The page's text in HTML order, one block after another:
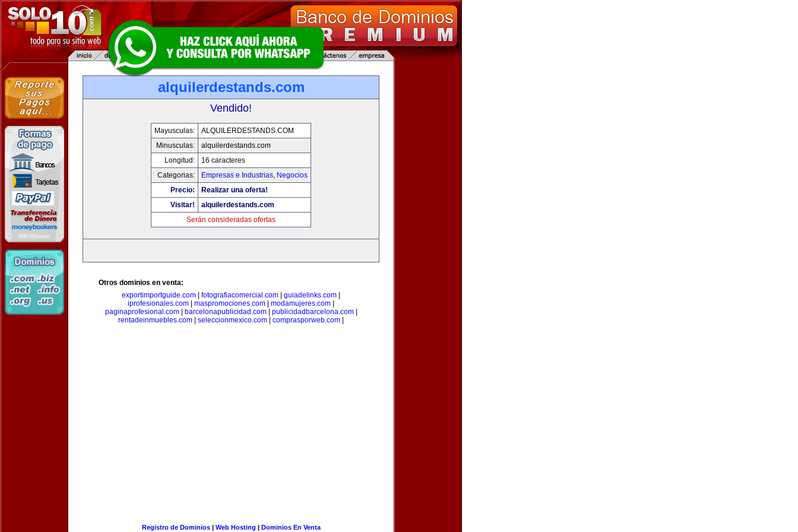
alquilerdestands.com
Vendido!
Mayusculas:
ALQUILERDESTANDS.COM
Minusculas:
alquilerdestands.com
Longitud:
16 caracteres
Categorias:
Empresas e Industrias, Negocios
Precio:
Realizar una oferta!
Visitar!
alquilerdestands.com
Serán consideradas ofertas
Otros dominios en venta:
exportimportguide.com
fotografiacomercial.com guiadelinks.com
iprofesionales.com
maspromociones.com modamujeres.com
paginaprofesional.com| barcelonapublicidad.com| publicidadbarcelona.com|
rentadeinmuebles.com
seleccionmexico.com comprasporweb.com
Registro de Dominios| Web Hosting | Dominios En Venta